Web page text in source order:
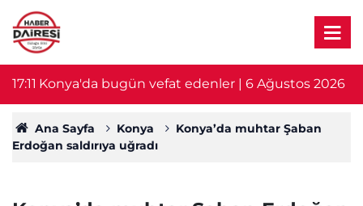
17:11 Konya'da bugün vefat edenler | 6 Ağustos 2026
Ana Sayfa Konya
Konya’da muhtar Şaban
Erdoğan saldırıya uğradı